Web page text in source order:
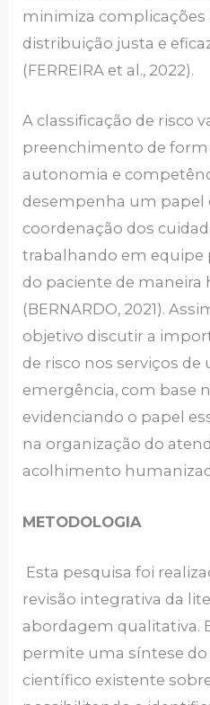
minimiza complicações
distribuição justa e
(FERREIRA et al., 2022).
A classificação de risco
preenchimento de
autonomia e
desempenha um papel
coordenação dos
trabalhando em equipe
do paciente de maneira
(BERNARDO, 2021).
objetivo discutir a
de risco nos serviços de
emergência, com base
evidenciando o papel
na organização do
acolhimento
METODOLOGIA
Esta pesquisa foi
revisão integrativa da
abordagem qualitativa.
permite uma síntese
científico existente